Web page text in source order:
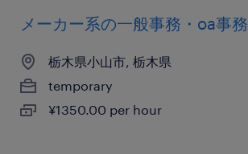
メーカー系の一般事務・oa事務
栃木県小山市, 栃木県
temporary
¥1350.00 per hour